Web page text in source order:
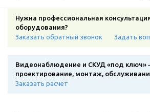
Нужна профессиональная
оборудования?
Заказать обратный звонок
Задать
Видеонаблюдение и СКУД «под ключ»
проектирование, монтаж,
Заказать расчет